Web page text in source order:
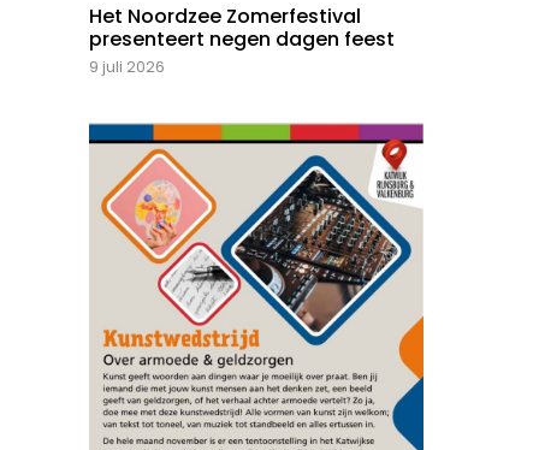
Het Noordzee Zomerfestival
presenteert negen dagen feest
9 juli 2026